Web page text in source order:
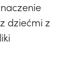
dziećmi z